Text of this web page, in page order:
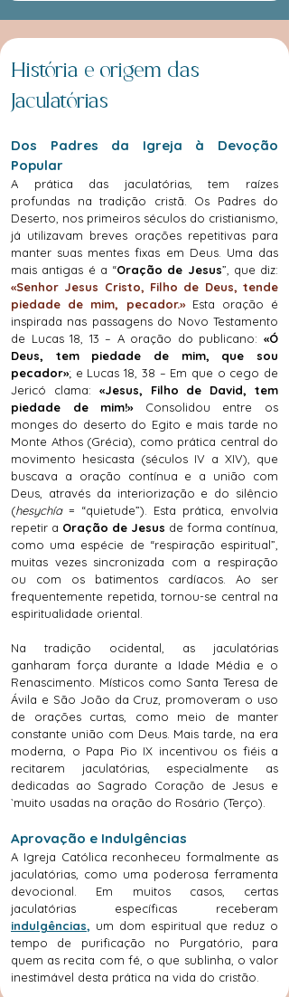
História e origem das
Jaculatórias
Dos Padres da Igreja à Devoção
Popular
A prática das jaculatórias, tem raízes
profundas na tradição cristã. Os Padres do
Deserto, nos primeiros séculos do cristianismo,
já utilizavam breves orações repetitivas para
manter suas mentes fixas em Deus. Uma das
mais antigas é a “Oração de Jesus”, que diz:
«Senhor Jesus Cristo, Filho de Deus, tende
piedade de mim, pecador.»Esta oração é
inspirada nas passagens do Novo Testamento
de Lucas 18, 13 – A oração do publicano: «Ó
Deus, tem piedade de mim, que sou
pecador»; e Lucas 18, 38 – Em que o cego de
Jericó clama: «Jesus, Filho de David, tem
piedade de mim!»Consolidou entre os
monges do deserto do Egito e mais tarde no
Monte Athos (Grécia), como prática central do
movimento hesicasta (séculos IV a XIV), que
buscava a oração contínua e a união com
Deus, através da interiorização e do silêncio
(hesychía = “quietude”). Esta prática, envolvia
repetir a Oração de Jesus de forma contínua,
como uma espécie de “respiração espiritual”,
muitas vezes sincronizada com a respiração
ou com os batimentos cardíacos. Ao ser
frequentemente repetida, tornou-se central na
espiritualidade oriental.
Na tradição ocidental, as jaculatórias
ganharam força durante a Idade Média e o
Renascimento. Místicos como Santa Teresa de
Ávila e São João da Cruz, promoveram o uso
de orações curtas, como meio de manter
constante união com Deus. Mais tarde, na era
moderna, o Papa Pio IX incentivou os fiéis a
recitarem jaculatórias, especialmente as
dedicadas ao Sagrado Coração de Jesus e
`muito usadas na oração do Rosário (Terço).
Aprovação e Indulgências
A Igreja Católica reconheceu formalmente as
jaculatórias, como uma poderosa ferramenta
devocional. Em muitos casos, certas
jaculatórias específicas receberam
indulgências, um dom espiritual que reduz o
tempo de purificação no Purgatório, para
quem as recita com fé, o que sublinha, o valor
inestimável desta prática na vida do cristão.